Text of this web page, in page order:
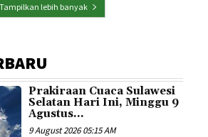
Tampilkan lebih banyak
Prakiraan Cuaca Sulawesi
Selatan Hari Ini, Minggu 9
Agustus...
9 August 2026 05:15 AM